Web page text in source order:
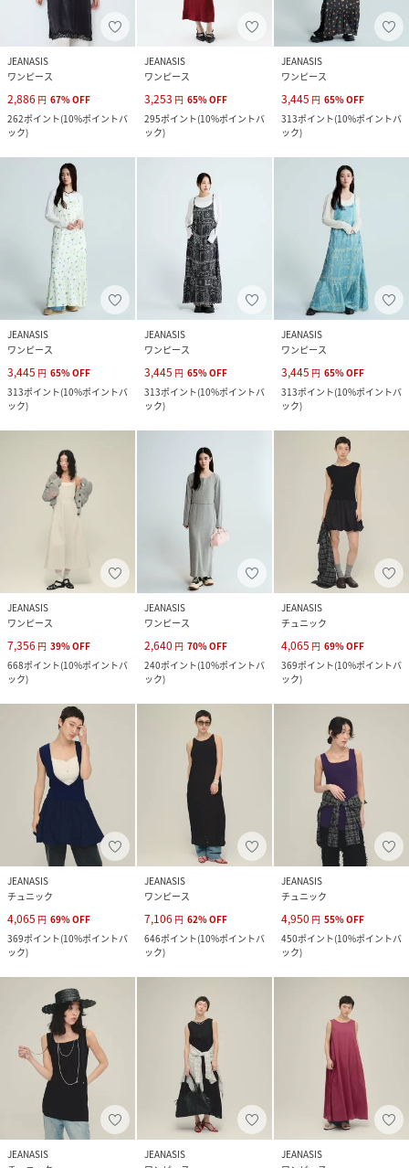
JEANASIS
ワンピース
2,886 円 67%OFF
262ポイント(10%ポイントバ
ック)
JEANASIS
ワンピース
3,253 円 65%OFF
295ポイント(10%ポイントバ
ック)
JEANASIS
ワンピース
3,445 円 65%OFF
313ポイント(10%ポイントバ
ック)
JEANASIS
ワンピース
3,445 円 65%OFF
313ポイント(10%ポイントバ
ック)
JEANASIS
ワンピース
3,445 円 65%OFF
313ポイント(10%ポイントバ
ック)
JEANASIS
ワンピース
3,445 円 65%OFF
313ポイント(10%ポイントバ
ック)
JEANASIS
ワンピース
7,356 円 39%OFF
668ポイント(10%ポイントバ
ック)
JEANASIS
ワンピース
2,640 円 70%OFF
240ポイント(10%ポイントバ
ック)
JEANASIS
チュニック
4,065 円 69%OFF
369ポイント(10%ポイントバ
ック)
JEANASIS
チュニック
4,065 円 69%OFF
369ポイント(10%ポイントバ
ック)
JEANASIS
ワンピース
7,106 円 62%OFF
646ポイント(10%ポイントバ
ック)
JEANASIS
チュニック
4,950 円 55%OFF
450ポイント(10%ポイントバ
ック)
JEANASIS
JEANASIS
JEANASIS